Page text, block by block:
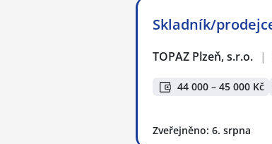
Skladník/
TOPAZ Plzeň, s.r.o. |
44 000 – 45 000 Kč
Zveřejněno: 6. srpna